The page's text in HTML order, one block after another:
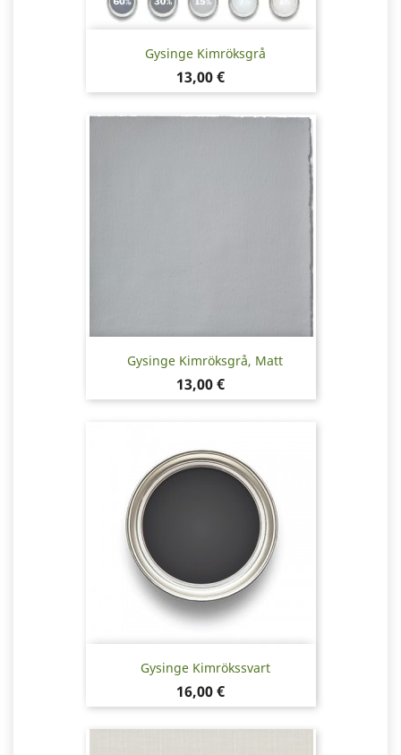
Gysinge Kimröksgrå
Pris
13,00 €
Gysinge Kimröksgrå, Matt
Pris
13,00 €
Gysinge Kimrökssvart
Pris
16,00 €